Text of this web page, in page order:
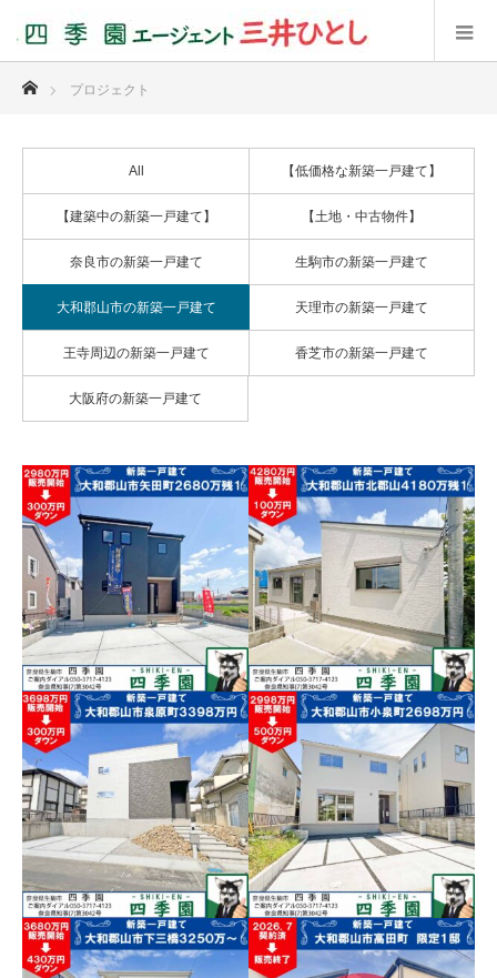
プロジェクト
All 【低価格な新築一戸建て】
【建築中の新築一戸建て】 【土地・中古物件】
奈良市の新築一戸建て 生駒市の新築一戸建て
大和郡山市の新築一戸建て 天理市の新築一戸建て
王寺周辺の新築一戸建て 香芝市の新築一戸建て
大阪府の新築一戸建て
大和郡山市矢田町！全１